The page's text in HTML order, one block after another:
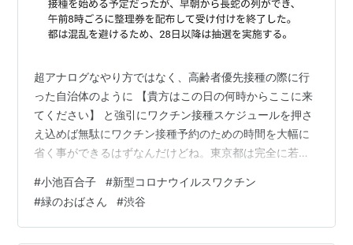
超アナログなやり方ではなく、高齢者優先接種の際に行
った自治体のように 【貴方はこの日の何時からここに来
てください】 と強引にワクチン接種スケジュールを押さ
え込めば無駄にワクチン接種予約のための時間を大幅に
省く事ができるはずなんだけどね。東京都は完全に若い
ピックの事しかない訳だし。次期東京都知事降ろされそ
うですな。
#小池百合子 #新型コロナウイルスワクチン
#緑のおばさん #渋谷